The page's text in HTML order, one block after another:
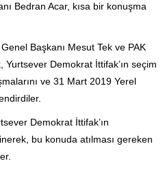
Bedran Acar, kısa bir konuşma
Başkanı Mesut Tek ve PAK
Demokrat İttifak’ın seçim
ve 31 Mart 2019 Yerel
Demokrat İttifak’ın
bu konuda atılması gereken